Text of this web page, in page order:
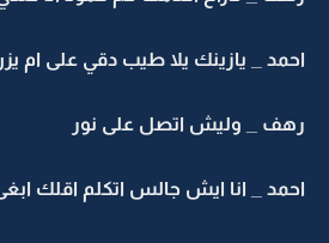
_ يازينك يلا طيب دقي على ام يزن
_ وليش اتصل على نور
_ انا ايش جالس اتكلم اقلك ابغى